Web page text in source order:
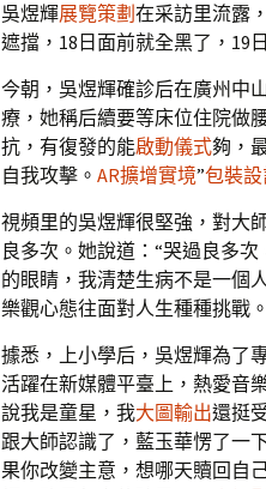
吳煜輝展覽策劃 在采訪里流露
遮擋，18日面前就全黑了，19
今朝，吳煜輝確診后在廣州中
療，她稱后續要等床位住院做
抗，有復發的能啟動儀式夠，
自我攻擊。 AR擴增實境”包裝
視頻里的吳煜輝很堅強，對大
良多次。她說道：“哭過良多
的眼睛，我清楚生病不是一個
樂觀心態往面對人生種種挑戰
據悉，上小學后，吳煜輝為了
活躍在新媒體平臺上，熱愛音
說我是童星，我大圖輸出還挺
跟大師認識了，藍玉華愣了一
果你改變主意，想哪天贖回自